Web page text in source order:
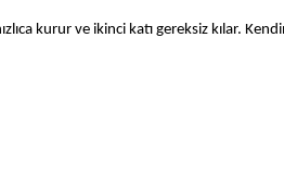
kurur ve ikinci katı gereksiz kılar.